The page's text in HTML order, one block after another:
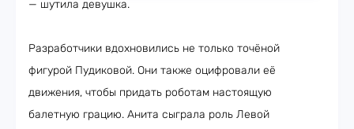
— шутила девушка.
Разработчики вдохновились не только точёной
фигурой Пудиковой. Они также оцифровали её
движения, чтобы придать роботам настоящую
балетную грацию. Анита сыграла роль Левой